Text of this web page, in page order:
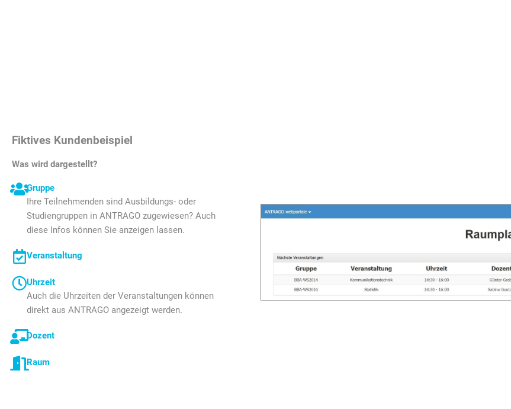
Fiktives Kundenbeispiel
Was wird dargestellt?
Gruppe
Ihre Teilnehmenden sind Ausbildungs- oder
Studiengruppen in ANTRAGO zugewiesen? Auch
diese Infos können Sie anzeigen lassen.
Veranstaltung
Uhrzeit
Auch die Uhrzeiten der Veranstaltungen können
direkt aus ANTRAGO angezeigt werden.
Dozent
Raum